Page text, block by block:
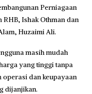
Perniagaan
Ishak Othman dan
Huzaimi Ali.
masih mudah
yang tinggi tanpa
dan keupayaan
dijanjikan.